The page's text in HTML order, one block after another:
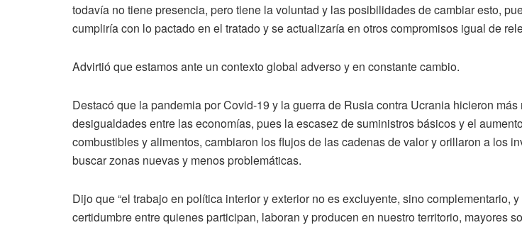
todavía no tiene presencia, pero tiene la voluntad y las posibilidades de cambiar esto,
cumpliría con lo pactado en el tratado y se actualizaría en otros compromisos igual de
Advirtió que estamos ante un contexto global adverso y en constante cambio.
Destacó que la pandemia por Covid-19 y la guerra de Rusia contra Ucrania hicieron más
desigualdades entre las economías, pues la escasez de suministros básicos y el
combustibles y alimentos, cambiaron los flujos de las cadenas de valor y orillaron a los
buscar zonas nuevas y menos problemáticas.
Dijo que “el trabajo en política interior y exterior no es excluyente, sino complementario,
certidumbre entre quienes participan, laboran y producen en nuestro territorio, mayores